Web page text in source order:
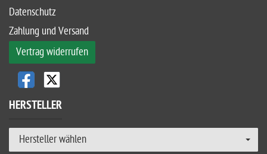
Datenschutz
Zahlung und Versand
Vertrag widerrufen
HERSTELLER
Hersteller wählen